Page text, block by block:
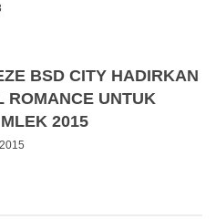
BSD CITY HADIRKAN
ROMANCE UNTUK
2015